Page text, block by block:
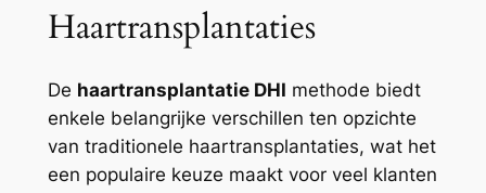
Haartransplantaties
De haartransplantatie DHI methode biedt
enkele belangrijke verschillen ten opzichte
van traditionele haartransplantaties, wat het
een populaire keuze maakt voor veel klanten